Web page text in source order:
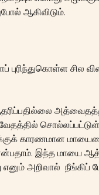
ஆகிவிடும்.
புரிந்துகொள்ள சில
காரணமான
இந்த மாயை
அறிவால் நீங்கிப்